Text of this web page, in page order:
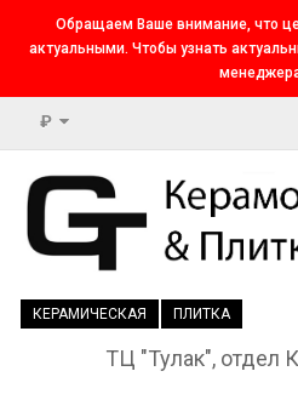
Обращаем Ваше внимание, что
актуальными. Чтобы узнать
₽
КЕРАМИЧЕСКАЯ ПЛИТКА
ТЦ "Тулак", отдел